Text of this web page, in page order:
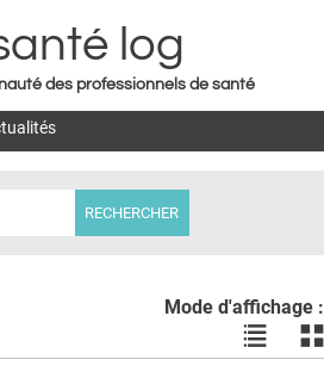
to navigation
log
des professionnels de santé
Mode d'affichage :
Voir
les
les